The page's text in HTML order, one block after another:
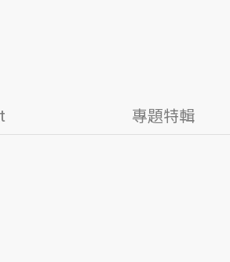
專題特輯